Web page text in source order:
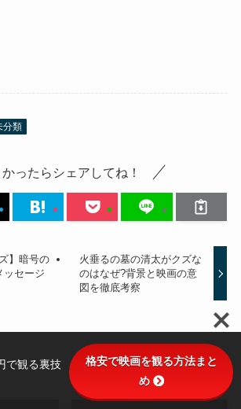
分類
かったらシェアしてね！
】暗号の
ッセージ
火垂るの墓の清太がクズな
のはなぜ?背景と映画の意
図を徹底考察
で観る裏技
格安で映画を観る方法まと
め